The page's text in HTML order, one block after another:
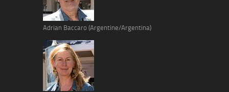
Adrian Baccaro (Argentine/Argentina)